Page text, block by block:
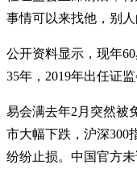
事情可以来找他，别人
公开资料显示，现年
35年，2019年出任证
易会满去年2月突然被
市大幅下跌，沪深300
纷纷止损。中国官方